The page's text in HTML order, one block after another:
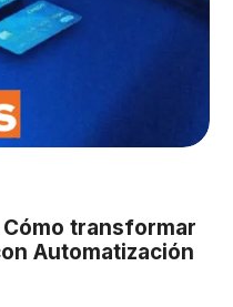
transformar
Automatización